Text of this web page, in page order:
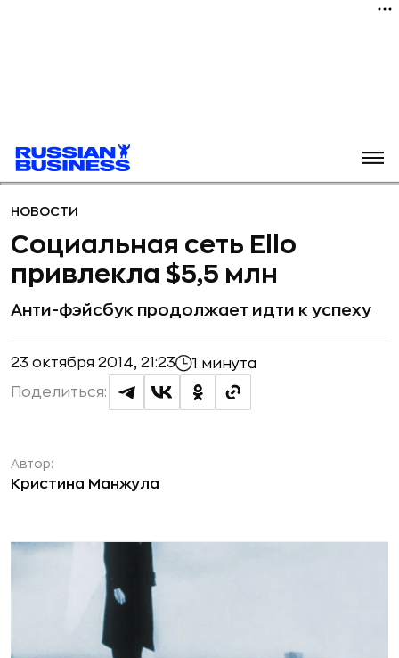
НОВОСТИ
Социальная сеть Ello
привлекла $5,5 млн
Анти-фэйсбук продолжает идти к успеху
23 октября 2014, 21:23 1 минута
Поделиться:
Автор:
Кристина Манжула